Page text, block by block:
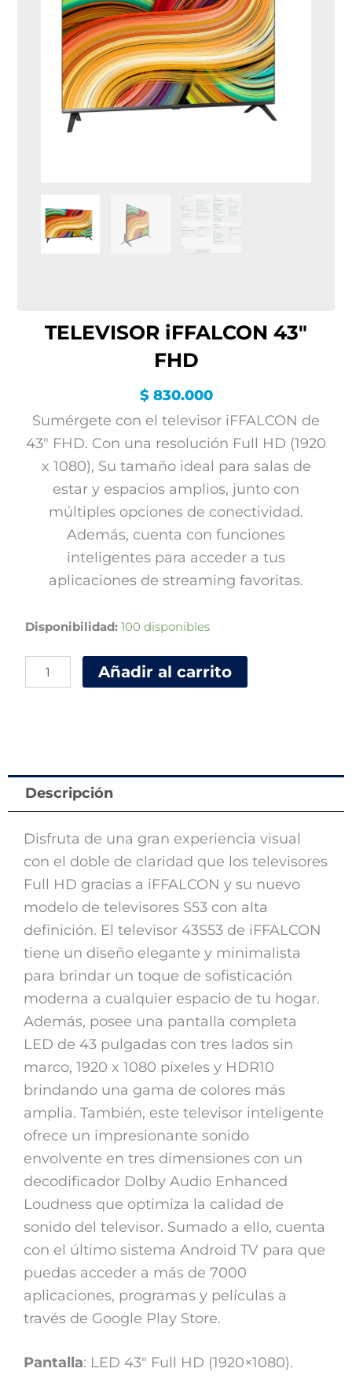
TELEVISOR iFFALCON 43″
FHD
$830.000
Sumérgete con el televisor iFFALCON de
43″ FHD. Con una resolución Full HD (1920
x 1080), Su tamaño ideal para salas de
estar y espacios amplios, junto con
múltiples opciones de conectividad.
Además, cuenta con funciones
inteligentes para acceder a tus
aplicaciones de streaming favoritas.
Disponibilidad: 100 disponibles
TELEVISOR
43"
FHD
cantidad
Añadir al carrito
Descripción
Disfruta de una gran experiencia visual
con el doble de claridad que los televisores
Full HD gracias a iFFALCON y su nuevo
modelo de televisores S53 con alta
definición. El televisor 43S53 de iFFALCON
tiene un diseño elegante y minimalista
para brindar un toque de sofisticación
moderna a cualquier espacio de tu hogar.
Además, posee una pantalla completa
LED de 43 pulgadas con tres lados sin
marco, 1920 x 1080 pixeles y HDR10
brindando una gama de colores más
amplia. También, este televisor inteligente
ofrece un impresionante sonido
envolvente en tres dimensiones con un
decodificador Dolby Audio Enhanced
Loudness que optimiza la calidad de
sonido del televisor. Sumado a ello, cuenta
con el último sistema Android TV para que
puedas acceder a más de 7000
aplicaciones, programas y películas a
través de Google Play Store.
Pantalla: LED 43″ Full HD (1920×1080).